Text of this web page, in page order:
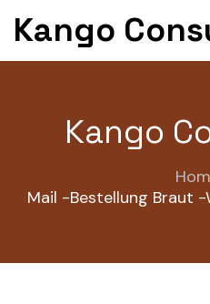
Kango
Kango
Mail -Bestellung Braut -